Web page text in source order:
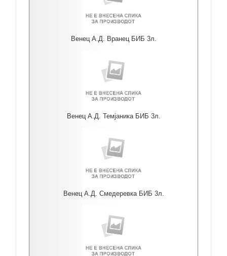
Венец А.Д. Вранец БИБ 3л.
Венец А.Д. Темјаника БИБ 3л.
Венец А.Д. Смедеревка БИБ 3л.